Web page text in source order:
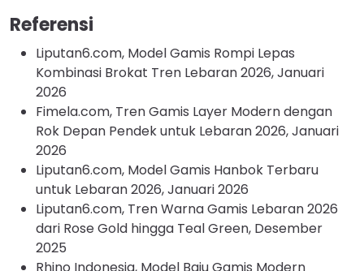
Referensi
Liputan6.com, Model Gamis Rompi Lepas
Kombinasi Brokat Tren Lebaran 2026, Januari
2026
Fimela.com, Tren Gamis Layer Modern dengan
Rok Depan Pendek untuk Lebaran 2026, Januari
2026
Liputan6.com, Model Gamis Hanbok Terbaru
untuk Lebaran 2026, Januari 2026
Liputan6.com, Tren Warna Gamis Lebaran 2026
dari Rose Gold hingga Teal Green, Desember
2025